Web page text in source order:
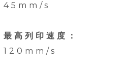
45mm/s
最高列印速度：
120mm/s